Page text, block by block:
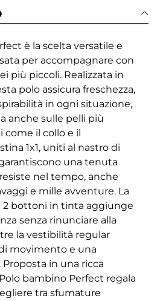
è la scelta versatile e
per accompagnare con
più piccoli. Realizzata in
polo assicura freschezza,
in ogni situazione,
anche sulle pelli più
il collo e il
1x1, uniti al nastro di
una tenuta
nel tempo, anche
e mille avventure. La
2 bottoni in tinta aggiunge
senza rinunciare alla
la vestibilità regular
movimento e una
in una ricca
bambino Perfect regala
tra sfumature